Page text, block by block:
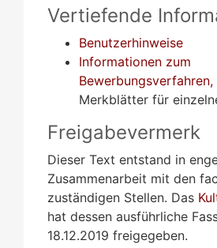
Vertiefende
Benutzerhinweise
Informationen zum
Bewerbungsverfahren,
Merkblätter für
Freigabevermerk
Dieser Text entstand in
Zusammenarbeit mit den
zuständigen Stellen. Das
hat dessen ausführliche
18.12.2019 freigegeben.